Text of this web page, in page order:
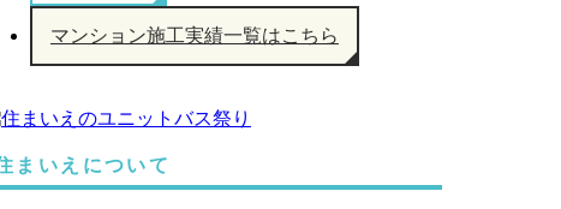
マンション施工実績一覧はこちら
まいえについて